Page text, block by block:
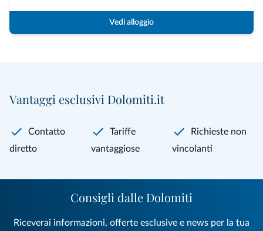
Vedi alloggio
Vantaggi esclusivi Dolomiti.it
Contatto
diretto
Tariffe
vantaggiose
Richieste non
vincolanti
Consigli dalle Dolomiti
Riceverai informazioni, offerte esclusive e news per la tua